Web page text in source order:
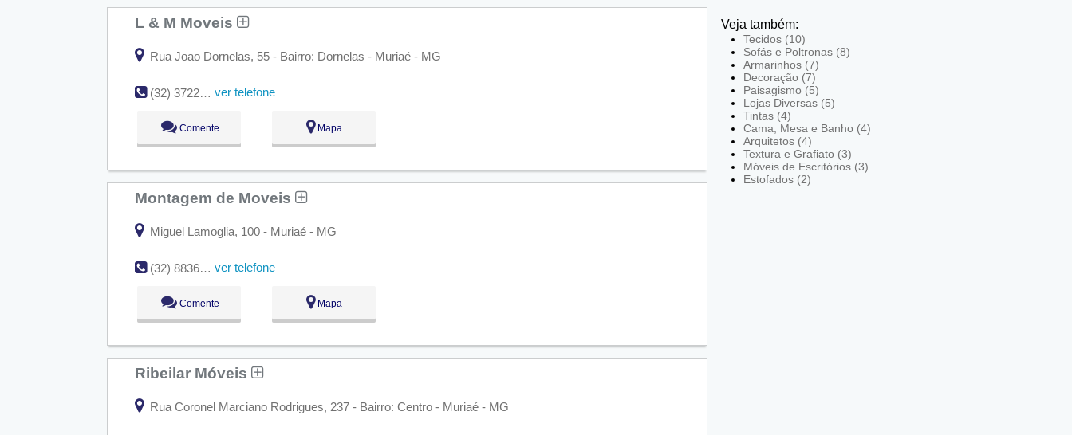
L & M Moveis
Rua Joao Dornelas, 55 - Bairro: Dornelas - Muriaé - MG
(32) 3722-2824 ver telefone
Comente Mapa
Montagem de Moveis
Miguel Lamoglia, 100 - Muriaé - MG
(32) 8836-3331 ver telefone
Comente Mapa
Ribeilar Móveis
Rua Coronel Marciano Rodrigues, 237 - Bairro: Centro - Muriaé - MG
Veja também:
Tecidos (10)
Sofás e Poltronas (8)
Armarinhos (7)
Decoração (7)
Paisagismo (5)
Lojas Diversas (5)
Tintas (4)
Cama, Mesa e Banho (4)
Arquitetos (4)
Textura e Grafiato (3)
Móveis de Escritórios (3)
Estofados (2)